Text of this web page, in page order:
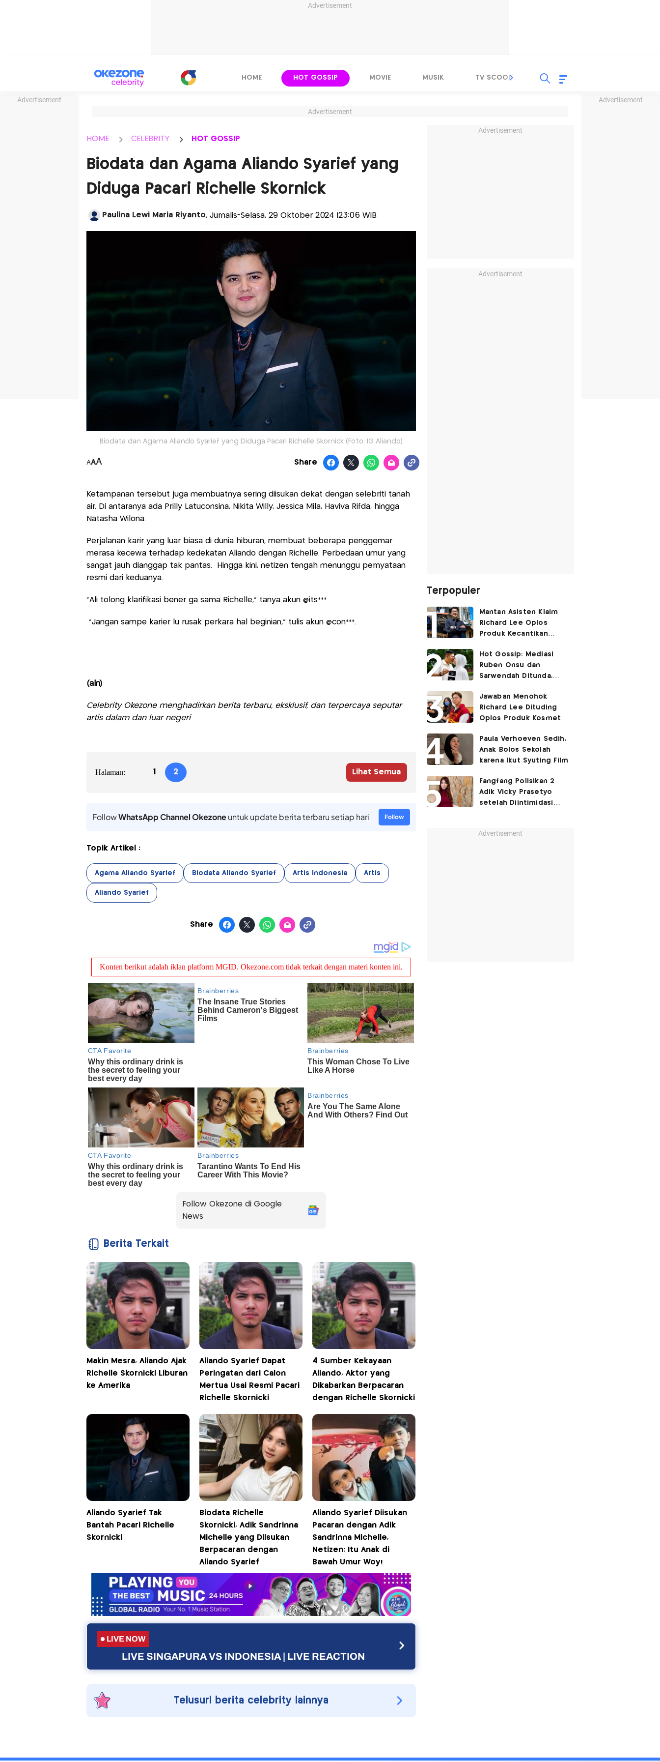
Advertisement
Advertisement Advertisement
HOME HOT GOSSIP MOVIE MUSIK TV SCOOP LIRIK
Advertisement
HOME CELEBRITY HOT GOSSIP
Biodata dan Agama Aliando Syarief yang
Diduga Pacari Richelle Skornick
Paulina Lewi Maria Riyanto, Jurnalis-Selasa, 29 Oktober 2024 |23:06 WIB
Biodata dan Agama Aliando Syarief yang Diduga Pacari Richelle Skornick (Foto: IG Aliando)
AAA Share
Ketampanan tersebut juga membuatnya sering diisukan dekat dengan selebriti tanah
air. Di antaranya ada Prilly Latuconsina, Nikita Willy, Jessica Mila, Haviva Rifda, hingga
Natasha Wilona.
Perjalanan karir yang luar biasa di dunia hiburan, membuat beberapa penggemar
merasa kecewa terhadap kedekatan Aliando dengan Richelle. Perbedaan umur yang
sangat jauh dianggap tak pantas. Hingga kini, netizen tengah menunggu pernyataan
resmi dari keduanya.
“Ali tolong klarifikasi bener ga sama Richelle,” tanya akun @its***
“Jangan sampe karier lu rusak perkara hal beginian,” tulis akun @con***.
(aln)
Celebrity Okezone menghadirkan berita terbaru, eksklusif, dan terpercaya seputar
artis dalam dan luar negeri
Halaman: 1 2 Lihat Semua
FollowWhatsApp Channel Okezoneuntuk update berita terbaru setiap hari Follow
Topik Artikel :
Agama Aliando Syarief Biodata Aliando Syarief Artis Indonesia Artis
Aliando Syarief
Share
Follow Okezone di Google
News
Berita Terkait
Makin Mesra, Aliando Ajak
Richelle Skornicki Liburan
ke Amerika
Aliando Syarief Dapat
Peringatan dari Calon
Mertua Usai Resmi Pacari
Richelle Skornicki
4 Sumber Kekayaan
Aliando, Aktor yang
Dikabarkan Berpacaran
dengan Richelle Skornicki
Aliando Syarief Tak
Bantah Pacari Richelle
Skornicki
Biodata Richelle
Skornicki, Adik Sandrinna
Michelle yang Diisukan
Berpacaran dengan
Aliando Syarief
Aliando Syarief Diisukan
Pacaran dengan Adik
Sandrinna Michelle,
Netizen: Itu Anak di
Bawah Umur Woy!
LIVE NOW
LIVE SINGAPURA VS INDONESIA | LIVE REACTION
Telusuri berita celebrity lainnya
Advertisement
Advertisement
Terpopuler
Mantan Asisten Klaim
Richard Lee Oplos
Produk Kecantikan
ke Ani-Ani
Hot Gossip: Mediasi
Ruben Onsu dan
Sarwendah Ditunda,
Ketiga
Jawaban Menohok
Richard Lee Dituding
Oplos Produk Kosmetik
Paula Verhoeven Sedih,
Anak Bolos Sekolah
karena Ikut Syuting Film
Fangfang Polisikan 2
Adik Vicky Prasetyo
setelah Diintimidasi
Advertisement